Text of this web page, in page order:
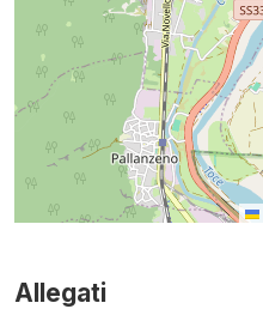
Allegati